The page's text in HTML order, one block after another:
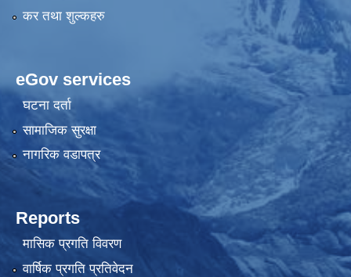
कर तथा शुल्कहरु
eGov services
घटना दर्ता
सामाजिक सुरक्षा
नागरिक वडापत्र
Reports
मासिक प्रगति विवरण
वार्षिक प्रगति प्रतिवेदन